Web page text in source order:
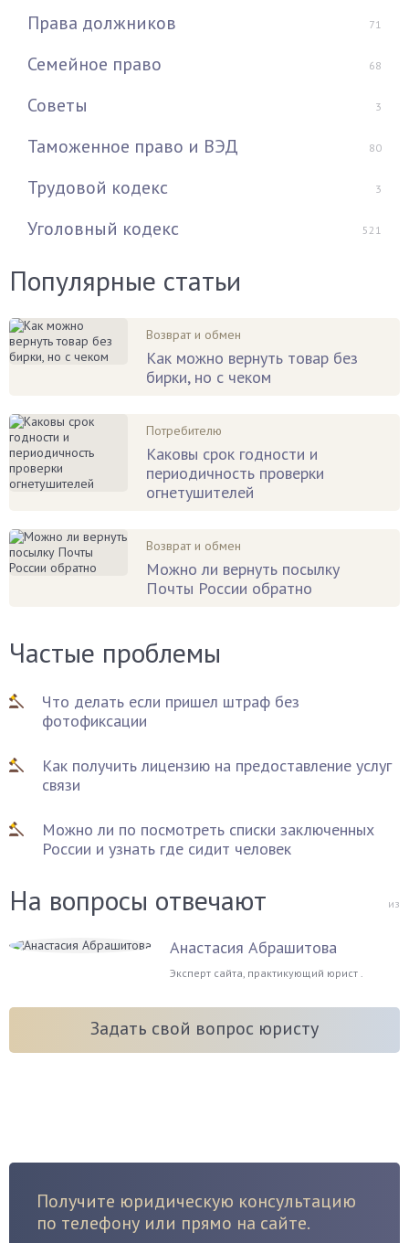
Права должников 71
Семейное право 68
Советы 3
Таможенное право и ВЭД 80
Трудовой кодекс 3
Уголовный кодекс 521
Популярные статьи
Возврат и обмен
Как можно вернуть товар без
бирки, но с чеком
Потребителю
Каковы срок годности и
периодичность проверки
огнетушителей
Возврат и обмен
Можно ли вернуть посылку
Почты России обратно
Частые проблемы
Что делать если пришел штраф без
фотофиксации
Как получить лицензию на предоставление услуг
связи
Можно ли по посмотреть списки заключенных
России и узнать где сидит человек
На вопросы отвечают из
Анастасия Абрашитова
Эксперт сайта, практикующий юрист .
Задать свой вопрос юристу
Получите юридическую консультацию
по телефону или прямо на сайте.